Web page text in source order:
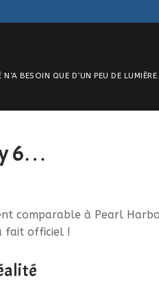
BESOIN QUE D’UN PEU DE LUMIÈRE.
6…
comparable à Pearl
fait officiel !